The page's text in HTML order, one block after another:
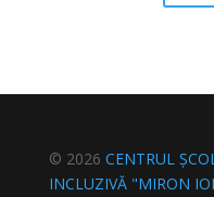
© 2026 CENTRUL
INCLUZIVĂ "MIRON